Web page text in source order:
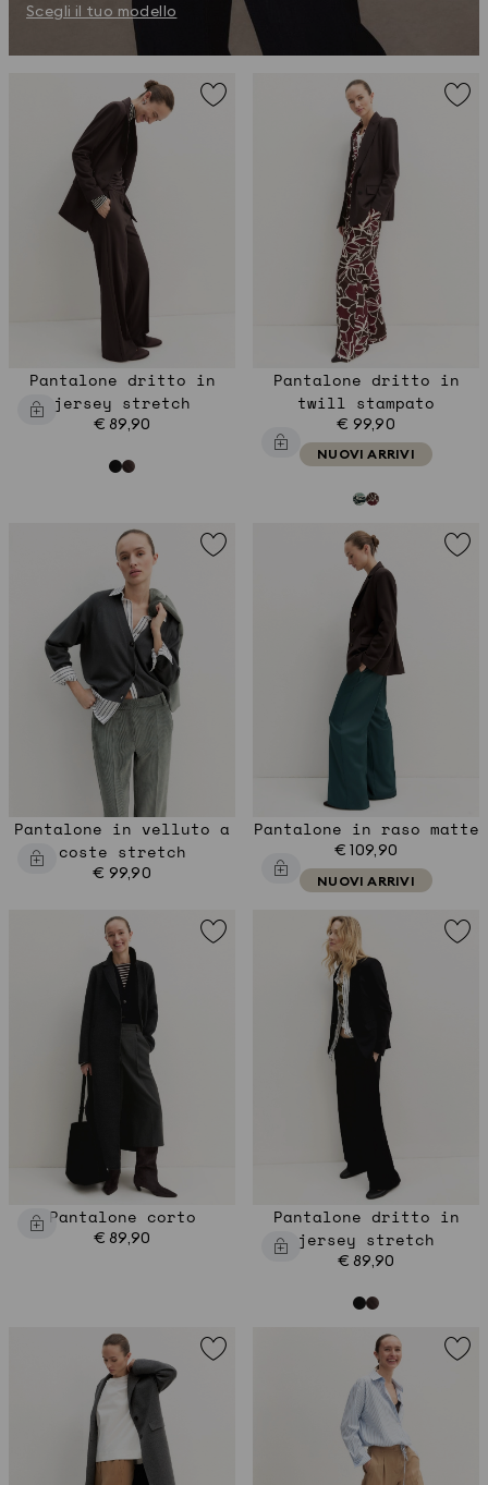
Scegli il tuo modello
Pantalone dritto in
jersey stretch
€ 89,90
Pantalone dritto in
twill stampato
€ 99,90
NUOVI ARRIVI
Pantalone in velluto a
coste stretch
€ 99,90
Pantalone in raso matte
€ 109,90
NUOVI ARRIVI
Pantalone corto
€ 89,90
Pantalone dritto in
jersey stretch
€ 89,90